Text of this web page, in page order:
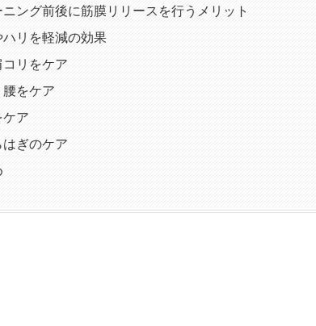
ニング前後に筋膜リリースを行うメリット
ハリを軽減の効果
コリをケア
をケア
ケア
はぎのケア